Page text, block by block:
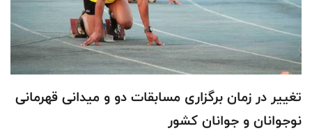
تغییر در زمان برگزاری مسابقات دو و میدانی قهرمانی
نوجوانان و جوانان کشور